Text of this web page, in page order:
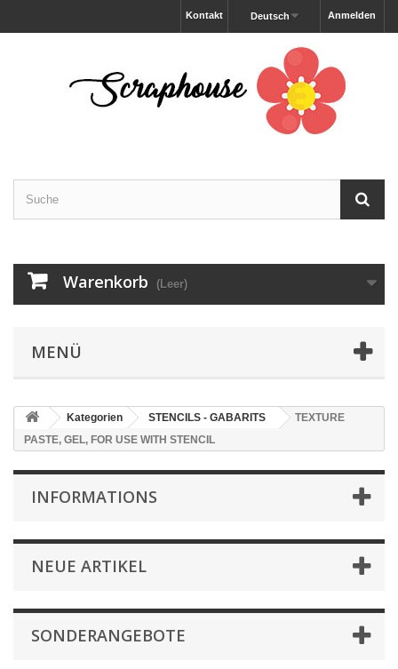
Anmelden
Deutsch
Kontakt
Warenkorb (Leer)
MENÜ
Kategorien STENCILS - GABARITS
TEXTURE
PASTE, GEL, FOR USE WITH STENCIL
INFORMATIONS
NEUE ARTIKEL
SONDERANGEBOTE